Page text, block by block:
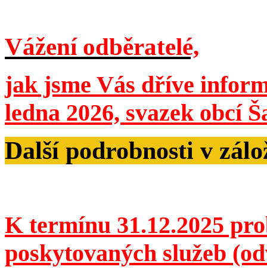
Vážení odběratelé,
jak jsme Vás dříve
ledna 2026, svazek obcí
Další podrobnosti v
K termínu 31.12.2025
poskytovaných služeb